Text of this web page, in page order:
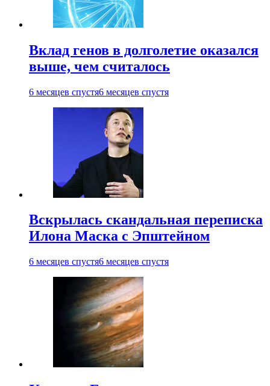
Вклад генов в долголетие оказался
выше, чем считалось
6 месяцев спустя6 месяцев спустя
Вскрылась скандальная переписка
Илона Маска с Эпштейном
6 месяцев спустя6 месяцев спустя